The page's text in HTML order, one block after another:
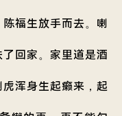
福生放手而去。喇
回家。家里道是酒
浑身生起癞来，起